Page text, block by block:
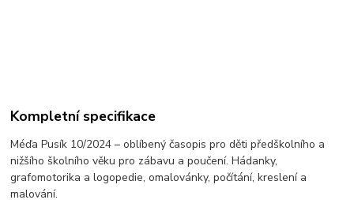
Kompletní specifikace
Méďa Pusík 10/2024 – oblíbený časopis pro děti předškolního a
nižšího školního věku pro zábavu a poučení. Hádanky,
grafomotorika a logopedie, omalovánky, počítání, kreslení a
malování.